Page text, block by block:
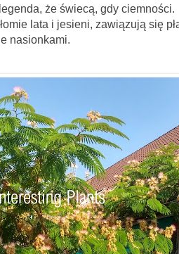
że świecą, gdy ciemności.
lata i jesieni, zawiązują się
nasionkami.